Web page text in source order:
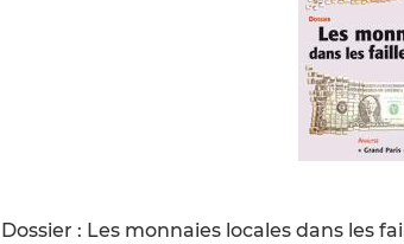
Dossier : Les monnaies locales dans les